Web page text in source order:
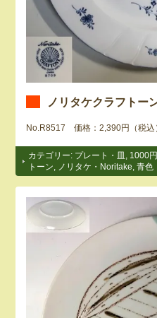
ノリタケクラフトー
No.R8517 価格：2,390円（税
カテゴリー: プレート・皿 1000
トーン
ノリタケ・Noritake ,青色